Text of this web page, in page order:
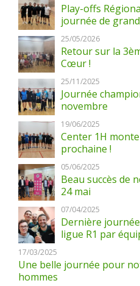
Play-offs
journée de
25/05/2026
Retour sur la
Cœur !
25/11/2025
Journée
novembre
19/06/2025
Center 1H
prochaine !
05/06/2025
Beau succès de
24 mai
07/04/2025
Dernière
ligue R1 par
17/03/2025
Une belle journée pour
hommes